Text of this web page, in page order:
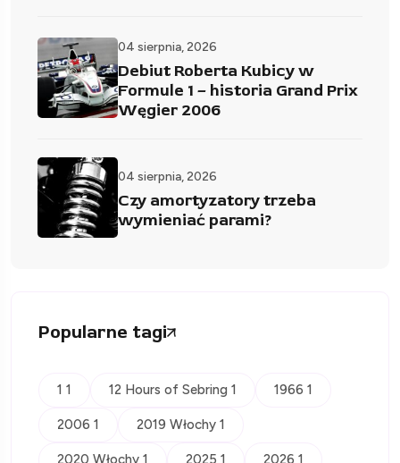
04 sierpnia, 2026
Debiut Roberta Kubicy w
Formule 1 – historia Grand Prix
Węgier 2006
04 sierpnia, 2026
Czy amortyzatory trzeba
wymieniać parami?
Popularne tagi
1 1 12 Hours of Sebring 1 1966 1
2006 1 2019 Włochy 1
2020 Włochy 1 2025 1 2026 1